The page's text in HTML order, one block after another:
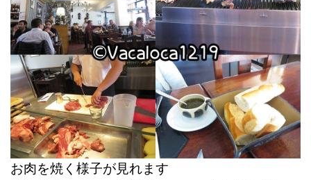
お肉を焼く様子が見れます